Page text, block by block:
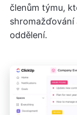
členům týmu,
oddělení.